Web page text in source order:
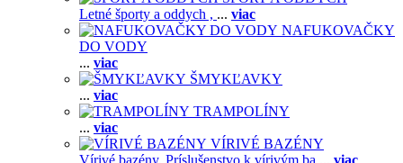
Letné športy a oddych , ... viac
NAFUKOVAČKY
DO VODY
... viac
ŠMYKĽAVKY
... viac
TRAMPOLÍNY
... viac
VÍRIVÉ BAZÉNY
Vírivé bazény, Príslušenstvo k vírivým ba ... viac